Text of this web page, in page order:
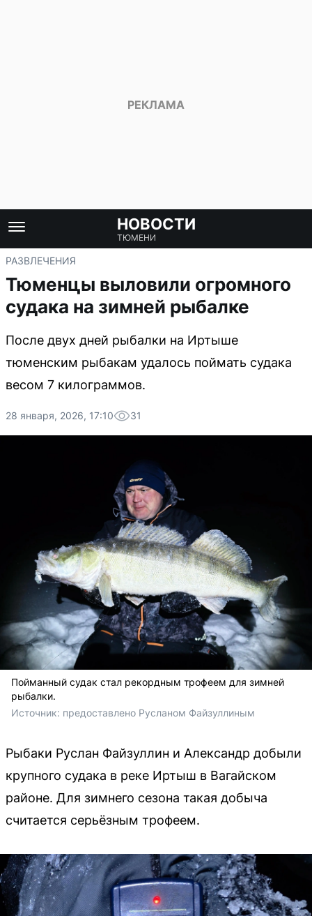
НОВОСТИ
ТЮМЕНИ
РАЗВЛЕЧЕНИЯ
Тюменцы выловили огромного
судака на зимней рыбалке
После двух дней рыбалки на Иртыше
тюменским рыбакам удалось поймать судака
весом 7 килограммов.
28 января, 2026, 17:10 31
Пойманный судак стал рекордным трофеем для зимней
рыбалки.
Источник: предоставлено Русланом Файзуллиным
Рыбаки Руслан Файзуллин и Александр добыли
крупного судака в реке Иртыш в Вагайском
районе. Для зимнего сезона такая добыча
считается серьёзным трофеем.